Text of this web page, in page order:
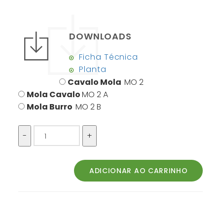
DOWNLOADS
Ficha Técnica
Planta
Cavalo MolaMO 2
Mola CavaloMO 2 A
Mola BurroMO 2 B